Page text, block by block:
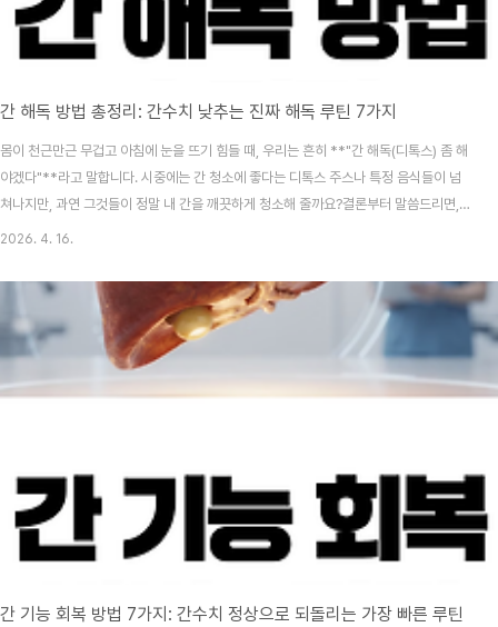
간 해독 방법 총정리: 간수치 낮추는 진짜 해독 루틴 7가지
몸이 천근만근 무겁고 아침에 눈을 뜨기 힘들 때, 우리는 흔히 **"간 해독(디톡스) 좀 해
야겠다"**라고 말합니다. 시중에는 간 청소에 좋다는 디톡스 주스나 특정 음식들이 넘
쳐나지만, 과연 그것들이 정말 내 간을 깨끗하게 청소해 줄까요?결론부터 말씀드리면,
간은 우리가 따로 '해독'해 줄 필요가 없는 장기입니다. 왜냐하면 간 자체가 인체에서 독
불명의 해독 요법이 아니라, 간이 스스로 해독 능력을 100% 발휘할 수 있도록 기능을
회복시켜 주는 것입니다.오늘은 2026년 최신 의학 가이드라인과 글로벌 보건 기구의
자료를 바탕으로, 간수치를 낮추고 간 기능을 정상화하는 진짜 해독 루틴 7가지를 소비
자 입장에서 완벽하게 정..
2026. 4. 16.
간 기능 회복 방법 7가지: 간수치 정상으로 되돌리는 가장 빠른 루틴